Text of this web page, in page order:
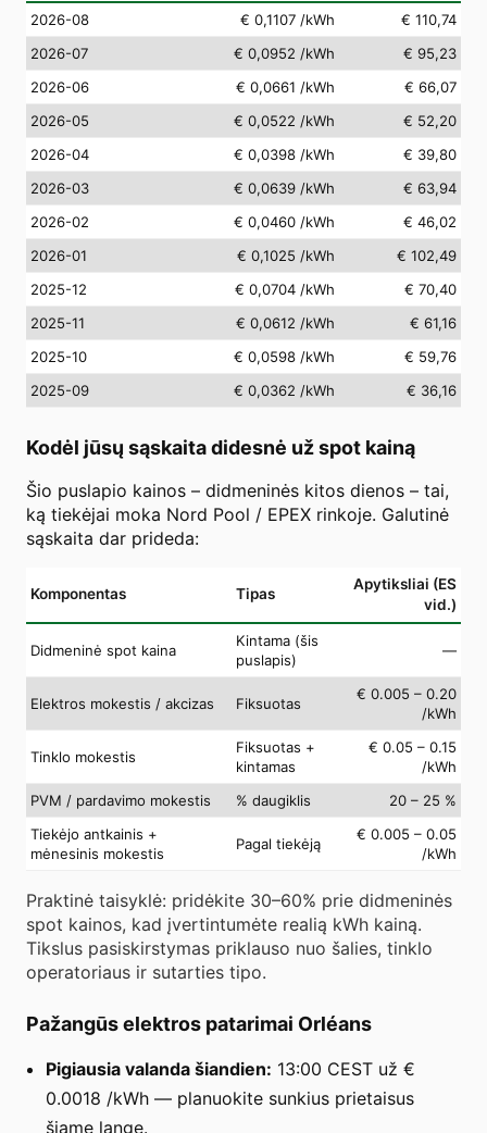
2026-08 € 0,1107 /kWh
€ 110,74
2026-07
€ 0,0952 /kWh
€ 95,23
2026-06
€ 0,0661 /kWh
€ 66,07
2026-05
€ 0,0522 /kWh
€ 52,20
2026-04
€ 0,0398 /kWh
€ 39,80
2026-03
€ 0,0639 /kWh
€ 63,94
2026-02
€ 0,0460 /kWh
€ 46,02
2026-01
€ 0,1025 /kWh
€ 102,49
2025-12
€ 0,0704 /kWh
€ 70,40
2025-11
€ 0,0612 /kWh
€ 61,16
2025-10
€ 0,0598 /kWh
€ 59,76
2025-09
€ 0,0362 /kWh € 36,16
Kodėl jūsų sąskaita didesnė už spot kainą
Šio puslapio kainos – didmeninės kitos dienos – tai,
ką tiekėjai moka Nord Pool / EPEX rinkoje. Galutinė
sąskaita dar prideda:
Komponentas Tipas
Apytiksliai (ES
vid.)
Didmeninė spot kaina
Kintama (šis
puslapis)
—
Elektros mokestis / akcizas Fiksuotas
€ 0.005 – 0.20
/kWh
Tinklo mokestis
Fiksuotas +
kintamas
€ 0.05 – 0.15
/kWh
PVM / pardavimo mokestis
% daugiklis
20 – 25 %
Tiekėjo antkainis +
mėnesinis mokestis
Pagal tiekėją
€ 0.005 – 0.05
/kWh
Praktinė taisyklė: pridėkite 30–60% prie didmeninės
spot kainos, kad įvertintumėte realią kWh kainą.
Tikslus pasiskirstymas priklauso nuo šalies, tinklo
operatoriaus ir sutarties tipo.
Pažangūs elektros patarimai Orléans
Pigiausia valanda šiandien: 13:00 CEST už €
0.0018 /kWh — planuokite sunkius prietaisus
šiame lange.